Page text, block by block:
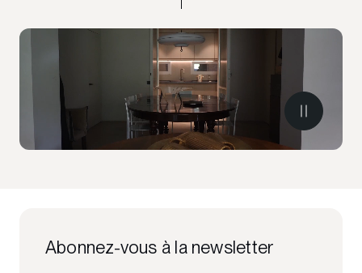
Abonnez-vous à la newsletter